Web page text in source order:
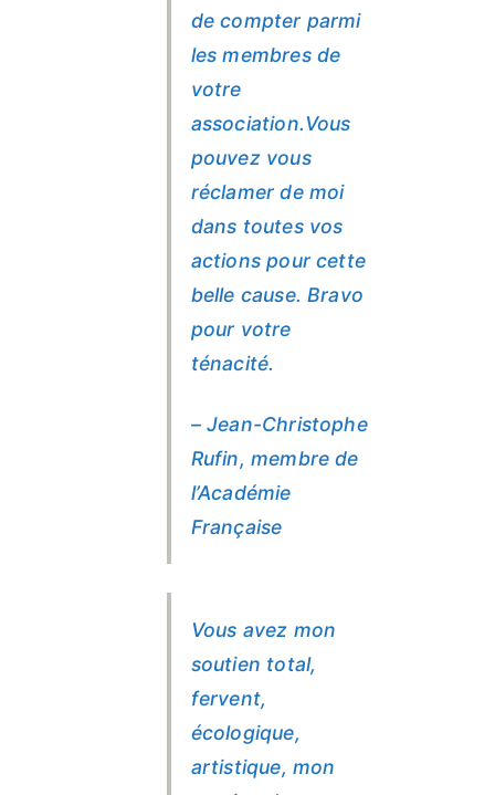
de compter parmi
les membres de
votre
association.Vous
pouvez vous
réclamer de moi
dans toutes vos
actions pour cette
belle cause. Bravo
pour votre
ténacité.
– Jean-Christophe
Rufin, membre de
l’Académie
Française
Vous avez mon
soutien total,
fervent,
écologique,
artistique, mon